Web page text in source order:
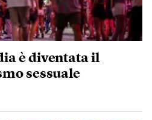
è diventata il
sessuale